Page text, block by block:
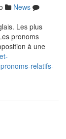
News
Les plus
pronoms
à une
relatifs-